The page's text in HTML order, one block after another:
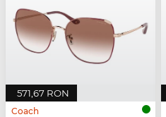
571,67 RON
Coach